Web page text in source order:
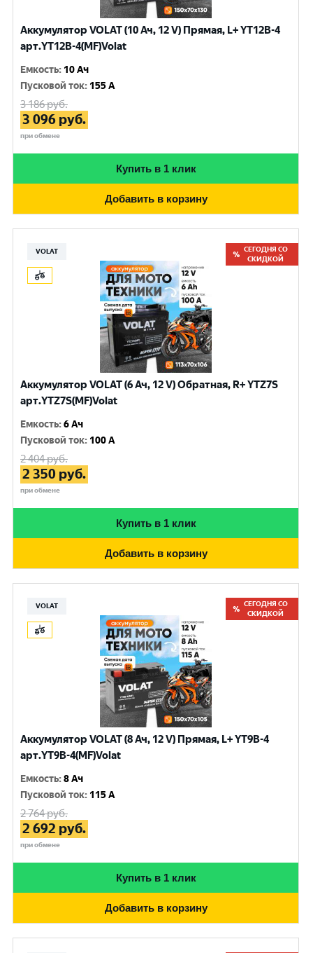
Аккумулятор VOLAT (10 Ач, 12 V) Прямая, L+ YT12B-4
арт.YT12B-4(MF)Volat
Емкость: 10 Ач
Пусковой ток: 155 A
3 186руб.
3 096 руб.
при обмене
Купить в 1 клик
Добавить в корзину
VOLAT
СЕГОДНЯ СО
СКИДКОЙ
Аккумулятор VOLAT (6 Ач, 12 V) Обратная, R+ YTZ7S
арт.YTZ7S(MF)Volat
Емкость:6 Ач
Пусковой ток: 100 A
2 404руб.
2 350 руб.
при обмене
Купить в 1 клик
Добавить в корзину
VOLAT
СЕГОДНЯ СО
СКИДКОЙ
Аккумулятор VOLAT (8 Ач, 12 V) Прямая, L+ YT9B-4
арт.YT9B-4(MF)Volat
Емкость:8 Ач
Пусковой ток: 115 A
2 764руб.
2 692 руб.
при обмене
Купить в 1 клик
Добавить в корзину